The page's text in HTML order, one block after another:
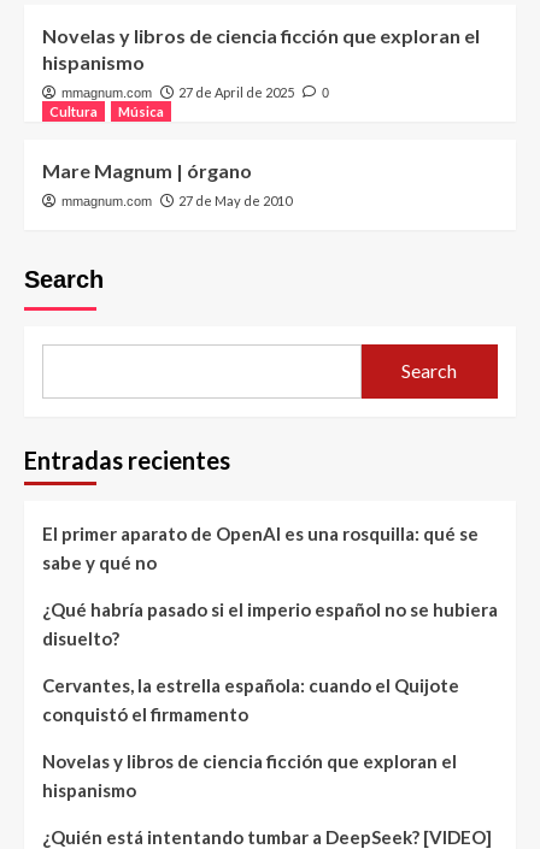
Novelas y libros de ciencia ficción que exploran el
hispanismo
mmagnum.com 27 de April de 2025 0
Cultura Música
Mare Magnum | órgano
mmagnum.com 27 de May de 2010
Search
Search
Entradas recientes
El primer aparato de OpenAI es una rosquilla: qué se
sabe y qué no
¿Qué habría pasado si el imperio español no se hubiera
disuelto?
Cervantes, la estrella española: cuando el Quijote
conquistó el firmamento
Novelas y libros de ciencia ficción que exploran el
hispanismo
¿Quién está intentando tumbar a DeepSeek? [VIDEO]